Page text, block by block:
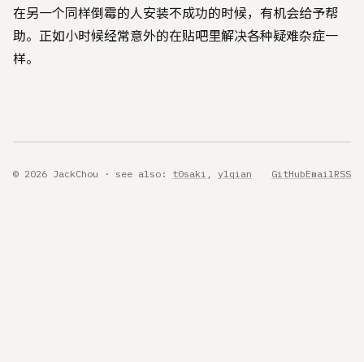
在另一个同样倒霉的人安装不成功的时候，有机会给予帮
助。正如小时候经常意外的在贴吧里解决各种疑难杂症一
样。
© 2026 JackChou · see also: t0saki ylqian GitHubEmail RSS